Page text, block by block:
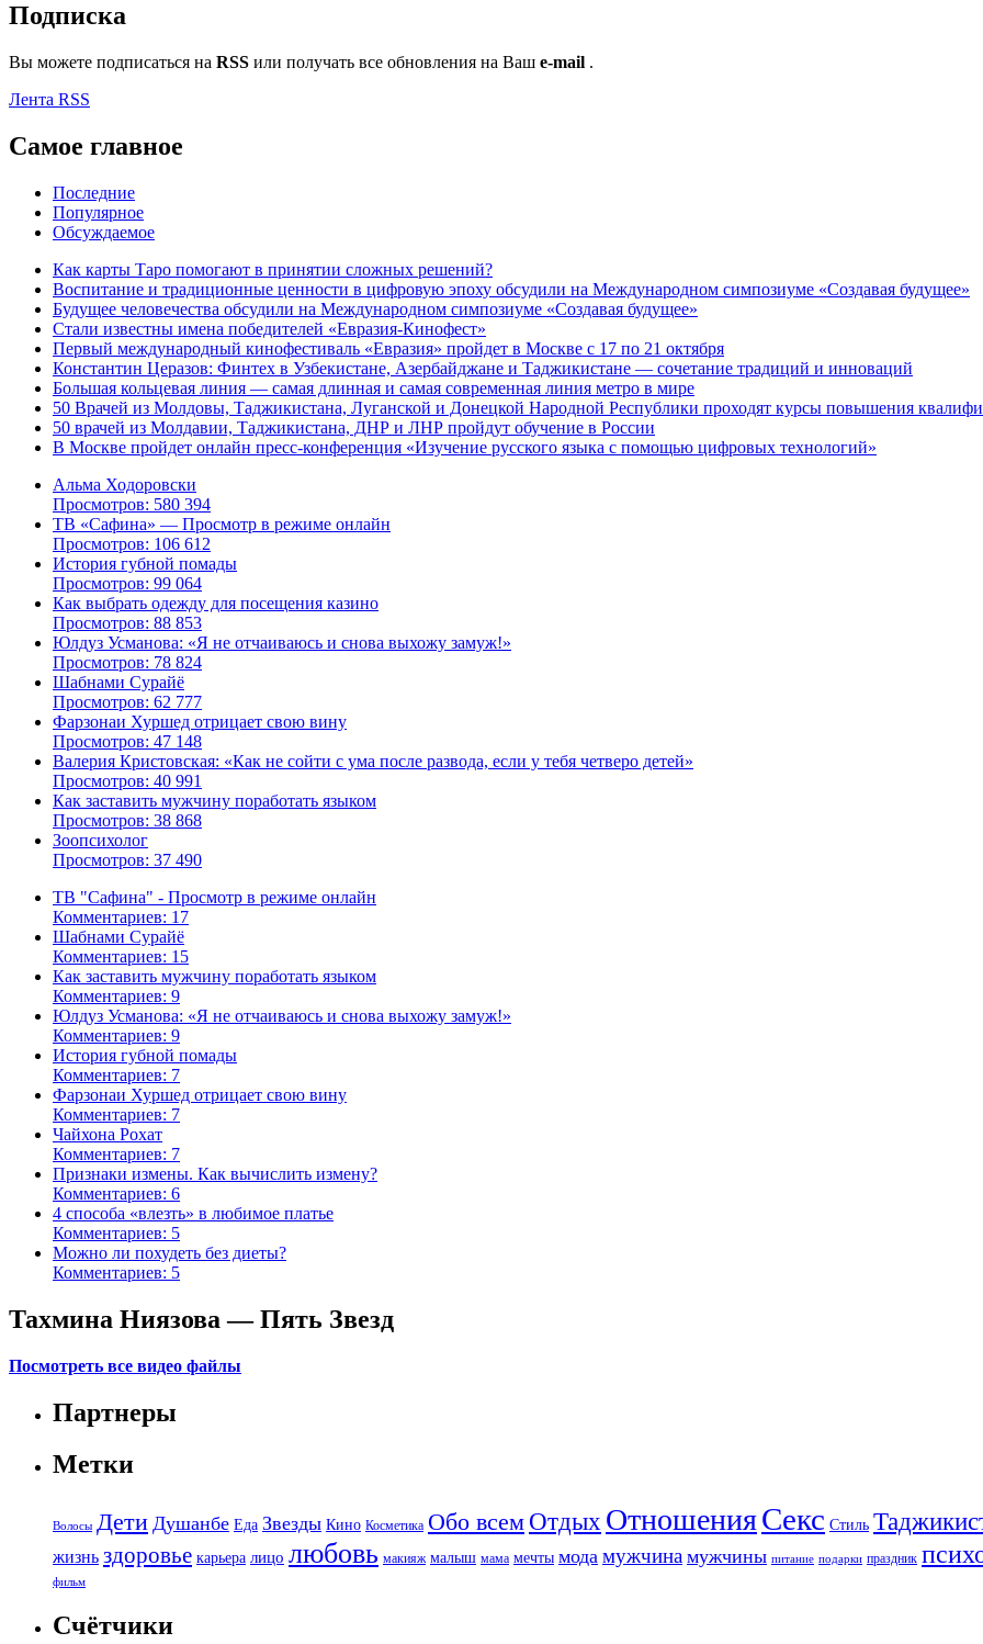
Подписка
Вы можете подписаться на RSS или получать все обновления на Ваш e-mail .
Лента RSS
Самое главное
Последние
Популярное
Обсуждаемое
Как карты Таро помогают в принятии сложных решений?
Воспитание и традиционные ценности в цифровую эпоху обсудили на Международном симпозиуме «Создавая будущее»
Будущее человечества обсудили на Международном симпозиуме «Создавая будущее»
Стали известны имена победителей «Евразия-Кинофест»
Первый международный кинофестиваль «Евразия» пройдет в Москве с 17 по 21 октября
Константин Церазов: Финтех в Узбекистане, Азербайджане и Таджикистане — сочетание традиций и инноваций
Большая кольцевая линия — самая длинная и самая современная линия метро в мире
50 Врачей из Молдовы, Таджикистана, Луганской и Донецкой Народной Республики проходят курсы повышения
50 врачей из Молдавии, Таджикистана, ДНР и ЛНР пройдут обучение в России
В Москве пройдет онлайн пресс-конференция «Изучение русского языка с помощью цифровых технологий»
Альма Ходоровски
Просмотров: 580 394
ТВ «Сафина» — Просмотр в режиме онлайн
Просмотров: 106 612
История губной помады
Просмотров: 99 064
Как выбрать одежду для посещения казино
Просмотров: 88 853
Юлдуз Усманова: «Я не отчаиваюсь и снова выхожу замуж!»
Просмотров: 78 824
Шабнами Сурайё
Просмотров: 62 777
Фарзонаи Хуршед отрицает свою вину
Просмотров: 47 148
Валерия Кристовская: «Как не сойти с ума после развода, если у тебя четверо детей»
Просмотров: 40 991
Как заставить мужчину поработать языком
Просмотров: 38 868
Зоопсихолог
Просмотров: 37 490
ТВ "Сафина" - Просмотр в режиме онлайн
Комментариев: 17
Шабнами Сурайё
Комментариев: 15
Как заставить мужчину поработать языком
Комментариев: 9
Юлдуз Усманова: «Я не отчаиваюсь и снова выхожу замуж!»
Комментариев: 9
История губной помады
Комментариев: 7
Фарзонаи Хуршед отрицает свою вину
Комментариев: 7
Чайхона Рохат
Комментариев: 7
Признаки измены. Как вычислить измену?
Комментариев: 6
4 способа «влезть» в любимое платье
Комментариев: 5
Можно ли похудеть без диеты?
Комментариев: 5
Тахмина Ниязова — Пять Звезд
Посмотреть все видео файлы
Партнеры
Метки
Волосы Дети Душанбе Еда Звезды Кино Косметика Обо всем Отдых ОтношенияСекс Стиль
жизнь здоровье карьера лицо любовь макияж малыш мама мечты мода мужчина мужчины питание подарки праздник
фильм
Счётчики